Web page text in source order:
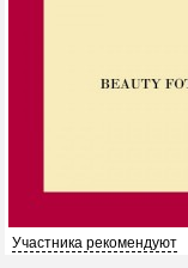
Участника рекомендуют